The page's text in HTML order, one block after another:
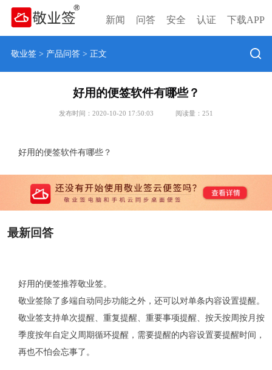
新闻 问答 安全 认证 下载APP
敬业签> 产品问答> 正文
好用的便签软件有哪些？
发布时间：2020-10-20 17:50:03 阅读量： 251
好用的便签软件有哪些？
最新回答
好用的便签推荐敬业签。
敬业签除了多端自动同步功能之外，还可以对单条内容设置提醒。
敬业签支持单次提醒、重复提醒、重要事项提醒、按天按周按月按
季度按年自定义周期循环提醒，需要提醒的内容设置要提醒时间，
再也不怕会忘事了。